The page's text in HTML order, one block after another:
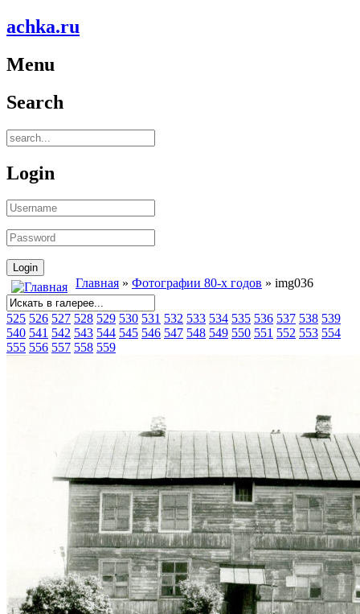
achka.ru
Menu
Search
Login
Главная » Фотографии 80-х годов » img036
525 526 527 528 529 530 531 532 533 534 535 536 537 538 539
540 541 542 543 544 545 546 547 548 549 550 551 552 553 554
555 556 557 558 559